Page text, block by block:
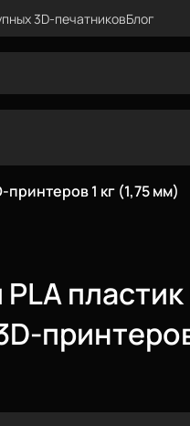
3D-печатниковБлог
1 кг (1,75 мм)
PLA